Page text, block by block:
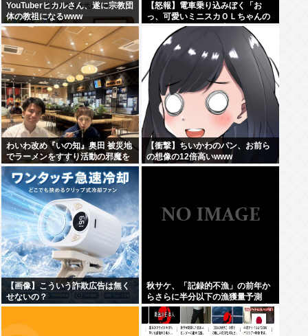
YouTuberヒカルさん、遂に宗教団
体の教祖になるwww
【怒報】電車乗り込みぼく「お
っ、可愛いミニスカＯＬちゃんの
隣あいてんじゃん！座ったろ！」
→結果w w w w w w w w
わいわ改め『いの知』奥田 被災地
でラーメンをすすり活動の邪魔を
行う
【衝撃】ちいかわのパン、お前ら
の想像の12倍高いwww
【画像】こういう詐欺広告は無く
せないの？
秋サケ、「記録的不漁」の前年か
らさらに半分以下の漁獲量予測
「なぜこれほど減ったのか、日本
人の叡智を集めてもわからな
い…」